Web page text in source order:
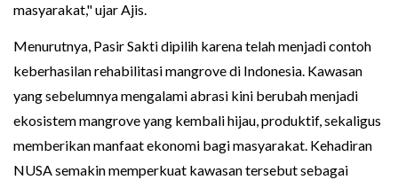
masyarakat," ujar Ajis.
Menurutnya, Pasir Sakti dipilih karena telah menjadi contoh
keberhasilan rehabilitasi mangrove di Indonesia. Kawasan
yang sebelumnya mengalami abrasi kini berubah menjadi
ekosistem mangrove yang kembali hijau, produktif, sekaligus
memberikan manfaat ekonomi bagi masyarakat. Kehadiran
NUSA semakin memperkuat kawasan tersebut sebagai